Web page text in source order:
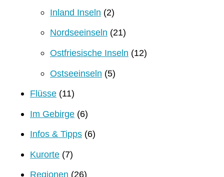
Inland Inseln (2)
Nordseeinseln (21)
Ostfriesische Inseln (12)
Ostseeinseln (5)
Flüsse (11)
Im Gebirge (6)
Infos & Tipps (6)
Kurorte (7)
Regionen (26)